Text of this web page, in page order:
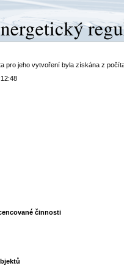
pro jeho vytvoření byla získána z
činnosti